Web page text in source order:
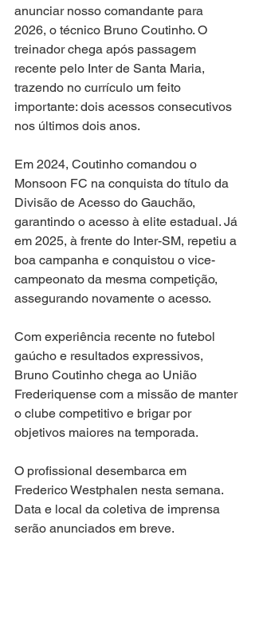
anunciar nosso comandante para
2026, o técnico Bruno Coutinho. O
treinador chega após passagem
recente pelo Inter de Santa Maria,
trazendo no currículo um feito
importante: dois acessos consecutivos
nos últimos dois anos.
Em 2024, Coutinho comandou o
Monsoon FC na conquista do título da
Divisão de Acesso do Gauchão,
garantindo o acesso à elite estadual. Já
em 2025, à frente do Inter-SM, repetiu a
boa campanha e conquistou o vice-
campeonato da mesma competição,
assegurando novamente o acesso.
Com experiência recente no futebol
gaúcho e resultados expressivos,
Bruno Coutinho chega ao União
Frederiquense com a missão de manter
o clube competitivo e brigar por
objetivos maiores na temporada.
O profissional desembarca em
Frederico Westphalen nesta semana.
Data e local da coletiva de imprensa
serão anunciados em breve.